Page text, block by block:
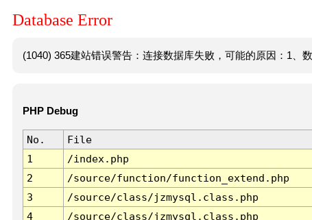
Database Error
(1040) 365建站错误警告：连接数据库失败，可能的原因：1、
PHP Debug
No. File
1
/index.php
2
/source/function/function_extend.php
3
/source/class/jzmysql.class.php
4
/source/class/jzmysql.class.php